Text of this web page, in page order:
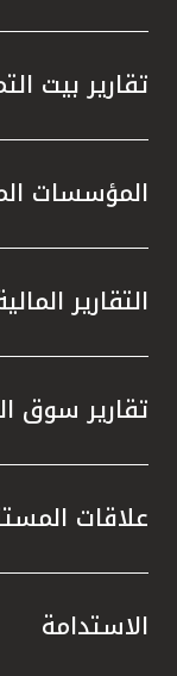
تقارير بيت
المؤسسات
التقارير
تقارير سوق
علاقات
الاستدامة